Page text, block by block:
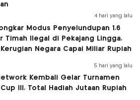
4 hari yang lalu
Modus Penyelundupan 1,6
Timah Ilegal di Pekajang Lingga,
Negara Capai Miliar Rupiah
5 hari yang lalu
Kembali Gelar Turnamen
III, Total Hadiah Jutaan Rupiah